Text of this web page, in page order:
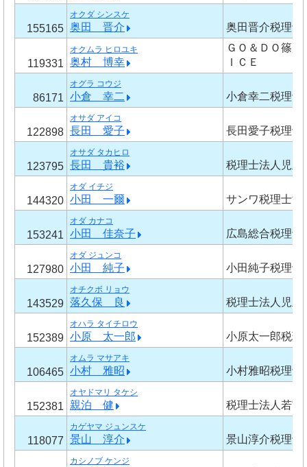
155165
オクダ シンスケ
奥田 晋介 奥田晋介税理士
119331
オクムラ ヒロユキ
奥村 博幸
ＧＯ＆ＤＯ篠
ＩＣＥ
86171
オグラ コウジ
小倉 幸二 小倉幸二税理士
122898
オサダ アイコ
長田 愛子 長田愛子税理士
123795
オサダ タカヒロ
長田 貴裕 税理士法人児玉
144320
オダ イチジ
小田 一爾 サンワ税理士法
153241
オダ カナコ
小田 佳奈子 広島総合税理士
127980
オダ ジュンコ
小田 純子 小田純子税理士
143529
オチクボ リョウ
落久保 良 税理士法人児玉
152389
オハラ タイチロウ
小原 太一郎 小原太一郎税理
106465
オムラ マサアキ
小村 雅昭 小村雅昭税理士
152381
オヤドマリ タケシ
親泊 健 税理士法人若宮
118077
カゲヤマ ジュンスケ
景山 淳介 景山淳介税理士
カシノブ ケンジ